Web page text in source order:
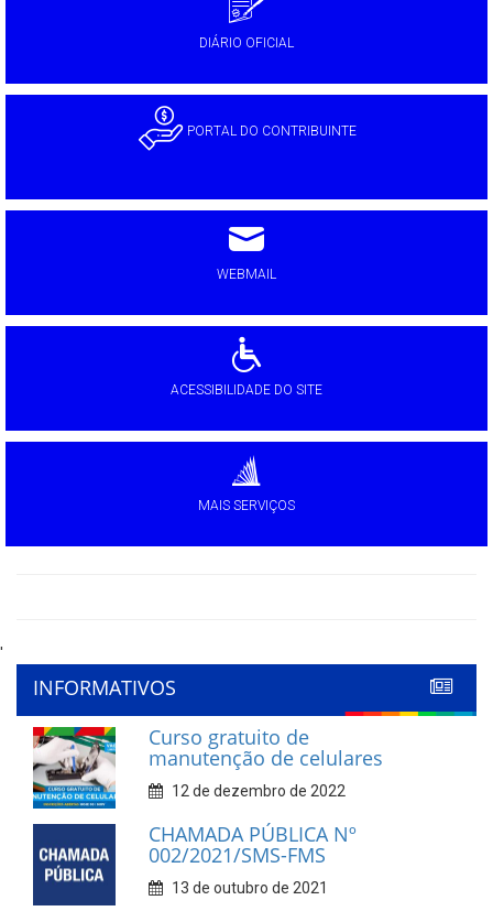
DIÁRIO OFICIAL
PORTAL DO CONTRIBUINTE
WEBMAIL
ACESSIBILIDADE DO SITE
MAIS SERVIÇOS
'
INFORMATIVOS
Curso gratuito de
manutenção de celulares
12 de dezembro de 2022
CHAMADA PÚBLICA Nº
002/2021/SMS-FMS
13 de outubro de 2021